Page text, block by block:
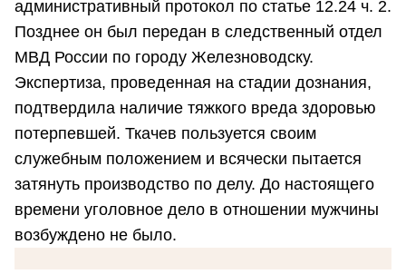
административный протокол по статье 12.24 ч. 2.
Позднее он был передан в следственный отдел
МВД России по городу Железноводску.
Экспертиза, проведенная на стадии дознания,
подтвердила наличие тяжкого вреда здоровью
потерпевшей. Ткачев пользуется своим
служебным положением и всячески пытается
затянуть производство по делу. До настоящего
времени уголовное дело в отношении мужчины
возбуждено не было.